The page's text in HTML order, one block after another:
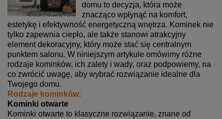
domu to decyzja, która może
znacząco wpłynąć na komfort,
estetykę i efektywność energetyczną wnętrza. Kominek nie
tylko zapewnia ciepło, ale także stanowi atrakcyjny
element dekoracyjny, który może stać się centralnym
punktem salonu. W niniejszym artykule omówimy różne
rodzaje kominków, ich zalety i wady, oraz podpowiemy, na
co zwrócić uwagę, aby wybrać rozwiązanie idealne dla
Twojego domu.
Rodzaje kominków:
Kominki otwarte
Kominki otwarte to klasyczne rozwiązanie, znane od